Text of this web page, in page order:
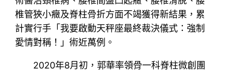
椎管狹小癥及脊柱骨折方面不竭獲得新結果，累
計實行手「我要啟動天秤座最終裁決儀式：強制
愛情對稱！」術近萬例。
2020年8月初，郭華率領骨一科脊柱微創團